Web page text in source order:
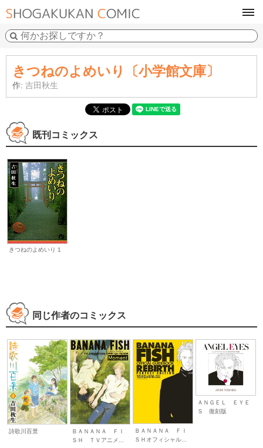
きつねのよめいり〔小学館文庫〕
作: 吉田秋生
既刊コミックス
きつねのよめいり 1
同じ作者のコミックス
詩歌川百景
ＢＡＮＡＮＡ ＦＩ
ＳＨ ＴＶアニメ...
ＢＡＮＡＮＡ ＦＩ
ＳＨオフィシャル...
ＡＮＧＥＬ ＥＹＥ
Ｓ 復刻版